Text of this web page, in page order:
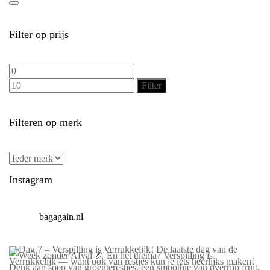
de
productpagina
Filter op prijs
Min.
prijs
Max.
Filter
Filteren op merk
Instagram
bagagain.nl